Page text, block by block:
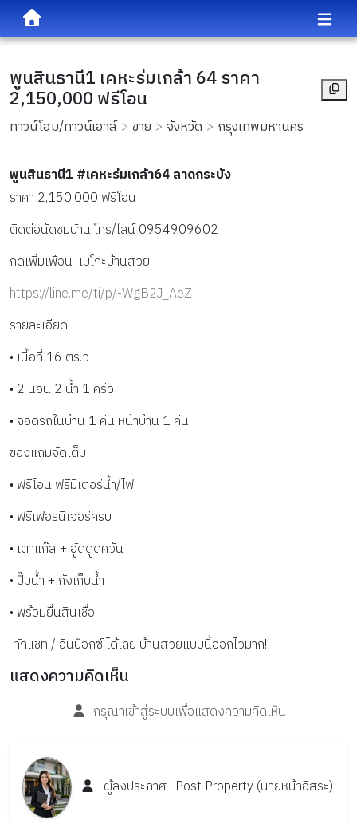
พูนสินธานี1 เคหะร่มเกล้า 64 ราคา
2,150,000 ฟรีโอน
ทาวน์โฮม/ทาวน์เฮาส์ ขาย จังหวัด กรุงเทพมหานคร
พูนสินธานี1 #เคหะร่มเกล้า64 ลาดกระบัง
ราคา 2,150,000 ฟรีโอน
ติดต่อนัดชมบ้าน โทร/ไลน์ 0954909602
กดเพิ่มเพื่อน  เมโกะบ้านสวย
https://line.me/ti/p/-WgB2J_AeZ
รายละเอียด
• เนื้อที่ 16 ตร.ว
• 2 นอน 2 น้ำ 1 ครัว
• จอดรถในบ้าน 1 คัน หน้าบ้าน 1 คัน
ของแถมจัดเต็ม
• ฟรีโอน ฟรีมิเตอร์น้ำ/ไฟ
• ฟรีเฟอร์นิเจอร์ครบ
• เตาแก๊ส + ฮู้ดดูดควัน
• ปั๊มน้ำ + ถังเก็บน้ำ
• พร้อมยื่นสินเชื่อ
ทักแชท / อินบ็อกซ์ ได้เลย บ้านสวยแบบนี้ออกไวมาก!
แสดงความคิดเห็น
กรุณาเข้าสู่ระบบเพื่อแสดงความคิดเห็น
ผู้ลงประกาศ : Post Property(นายหน้าอิสระ)